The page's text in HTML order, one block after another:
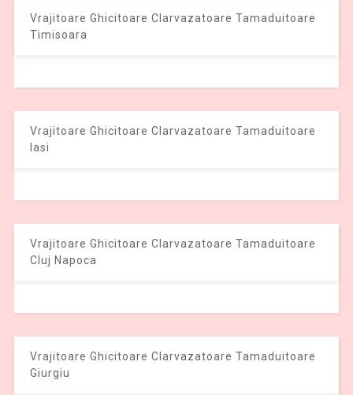
Vrajitoare Ghicitoare Clarvazatoare Tamaduitoare
Timisoara
Vrajitoare Ghicitoare Clarvazatoare Tamaduitoare
Iasi
Vrajitoare Ghicitoare Clarvazatoare Tamaduitoare
Cluj Napoca
Vrajitoare Ghicitoare Clarvazatoare Tamaduitoare
Giurgiu